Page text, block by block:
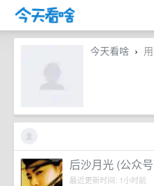
今天看啥 ›
后沙月光 (公众
最近更新时间: 1小时前